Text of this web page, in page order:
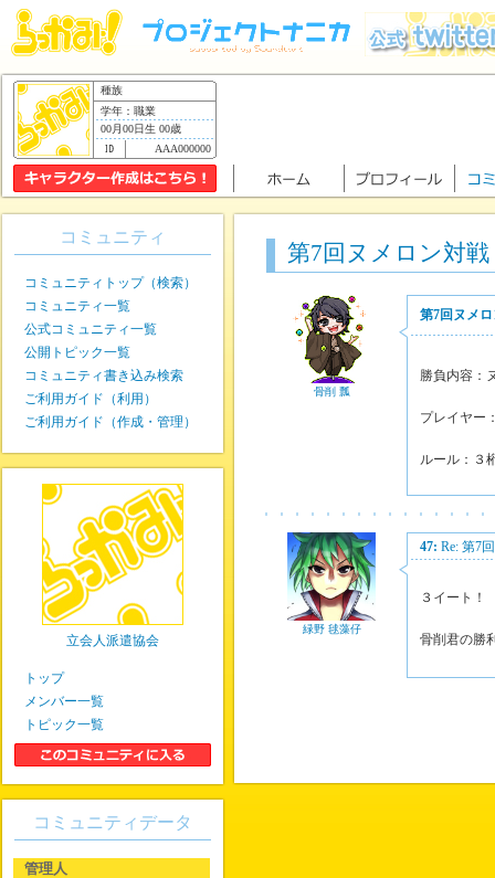
種族
学年：職業
00月00日生 00歳
AAA000000
第7回ヌメロン対戦
骨削 瓢
第7回ヌメ
勝負内容：
プレイヤー
ルール：３
緑野 毬藻仔
47: Re: 第7
３イート！
骨削君の勝
コミュニティ
コミュニティトップ（検索）
コミュニティ一覧
公式コミュニティ一覧
公開トピック一覧
コミュニティ書き込み検索
ご利用ガイド（利用）
ご利用ガイド（作成・管理）
立会人派遣協会
トップ
メンバー一覧
トピック一覧
コミュニティデータ
管理人